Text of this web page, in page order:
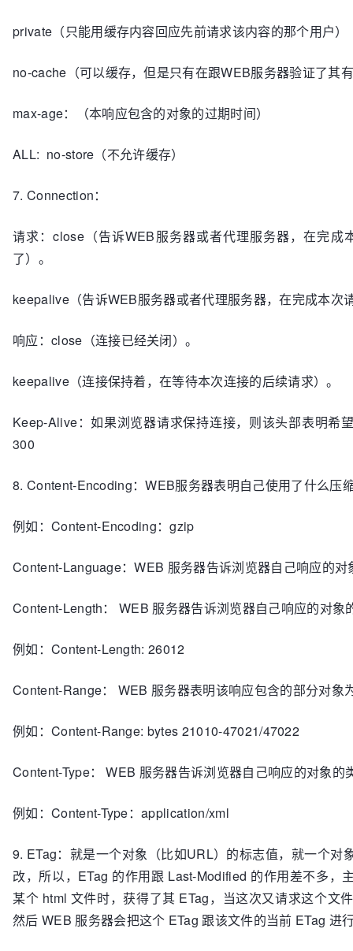
private（只能用缓存内容回应先前请求该内容的那个用户）
no-cache（可以缓存，但是只有在跟WEB服务器验证了其
max-age：（本响应包含的对象的过期时间）
ALL: no-store（不允许缓存）
7. Connection：
请求：close（告诉WEB服务器或者代理服务器，在完
了）。
keepalive（告诉WEB服务器或者代理服务器，在完成本
响应：close（连接已经关闭）。
keepalive（连接保持着，在等待本次连接的后续请求）。
Keep-Alive：如果浏览器请求保持连接，则该头部表明希
300
8. Content-Encoding：WEB服务器表明自己使用了什么压
例如：Content-Encoding：gzip
Content-Language：WEB 服务器告诉浏览器自己响应的对
Content-Length： WEB 服务器告诉浏览器自己响应的对象
例如：Content-Length: 26012
Content-Range： WEB 服务器表明该响应包含的部分对象
例如：Content-Range: bytes 21010-47021/47022
Content-Type： WEB 服务器告诉浏览器自己响应的对象的
例如：Content-Type：application/xml
9. ETag：就是一个对象（比如URL）的标志值，就一个
改，所以，ETag 的作用跟 Last-Modified 的作用差不多
某个 html 文件时，获得了其 ETag，当这次又请求这个
然后 WEB 服务器会把这个 ETag 跟该文件的当前 ETag 进